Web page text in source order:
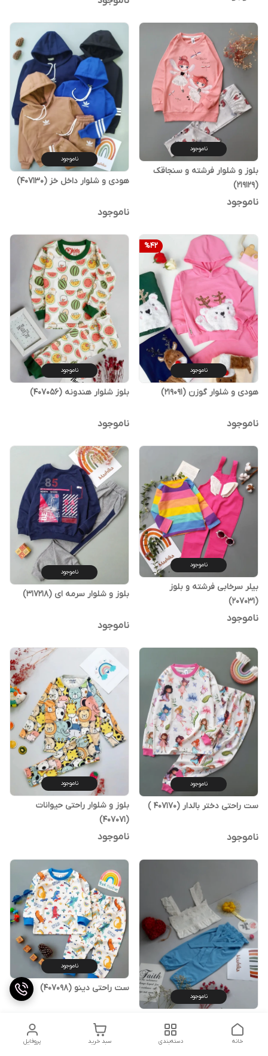
ناموجود
بلوز و شلوار فرشته و سنجاقک
(219129)
ناموجود
ناموجود
هودی و شلوار داخل خز (407130)
ناموجود
%42
ناموجود
هودی و شلوار گوزن (219091)
ناموجود
ناموجود
بلوز شلوار هندونه (407056)
ناموجود
ناموجود
بیلر سرخابی فرشته و بلوز
(207031)
ناموجود
ناموجود
بلوز و شلوار سرمه ای (317218)
ناموجود
ناموجود
ست راحتی دختر بالدار (407170 )
ناموجود
ناموجود
بلوز و شلوار راحتی حیوانات
(407071)
ناموجود
ناموجود
ناموجود
ست راحتی دینو (407098)
پروفایل سبد خرید دسته‌بندی خانه